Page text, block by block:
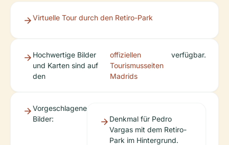
Virtuelle Tour durch den Retiro-Park
Hochwertige Bilder
und Karten sind auf
den
offiziellen
Tourismusseiten
Madrids
verfügbar.
Vorgeschlagene
Bilder:
Denkmal für Pedro
Vargas mit dem Retiro-
Park im Hintergrund.